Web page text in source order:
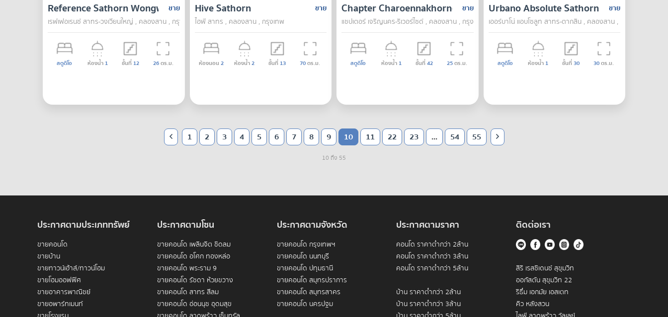
ขาย
Reference Sathorn Wongwianyai
เรฟเฟอเรนซ์ สาทร-วงเวียนใหญ่ , คลองสาน , กรุงเทพ
สตูดิโอ ห้องน้ำ 1 ชั้นที่ 12 26ตร.ม.
ขาย
Hive Sathorn
ไฮฟ์ สาทร , คลองสาน , กรุงเทพ
ห้องนอน 2 ห้องน้ำ2 ชั้นที่ 13 70ตร.ม.
ขาย
Chapter Charoennakhorn-Riverside
แชปเตอร์ เจริญนคร-ริเวอร์ไซด์ , คลองสาน , กรุงเทพ
สตูดิโอ ห้องน้ำ 1 ชั้นที่42 25ตร.ม.
ขาย
Urbano Absolute Sathorn - Taksin
เออร์บาโน่ แอบโซลูท สาทร-ตากสิน , คลองสาน , กรุงเทพ
สตูดิโอ ห้องน้ำ 1 ชั้นที่30 30ตร.ม.
1 2 3 4 5 6 7 8 9 10 11 22 23 ... 54 55
10 ถึง 55
ประกาศตามประเภททรัพย์
ขายคอนโด
ขายบ้าน
ขายทาวน์เฮ้าส์/ทาวน์โฮม
ขายโฮมออฟฟิศ
ขายอาคารพาณิชย์
ขายอพาร์ทเมนท์
ประกาศตามโซน
ขายคอนโด เพลินจิต ชิดลม
ขายคอนโด อโศก ทองหล่อ
ขายคอนโด พระราม 9
ขายคอนโด รัชดา ห้วยขวาง
ขายคอนโด สาทร สีลม
ขายคอนโด อ่อนนุช อุดมสุข
ประกาศตามจังหวัด
ขายคอนโด กรุงเทพฯ
ขายคอนโด นนทบุรี
ขายคอนโด ปทุมธานี
ขายคอนโด สมุทรปราการ
ขายคอนโด สมุทรสาคร
ขายคอนโด นครปฐม
ประกาศตามราคา
คอนโด ราคาต่ำกว่า 2ล้าน
คอนโด ราคาต่ำกว่า 3ล้าน
คอนโด ราคาต่ำกว่า 5ล้าน
บ้าน ราคาต่ำกว่า 2ล้าน
บ้าน ราคาต่ำกว่า 3ล้าน
ติดต่อเรา
สิริ เรสซิเดนซ์ สุขุมวิท
ออกัสตัน สุขุมวิท 22
ริธึ่ม เอกมัย เอสเตท
คิว หลังสวน